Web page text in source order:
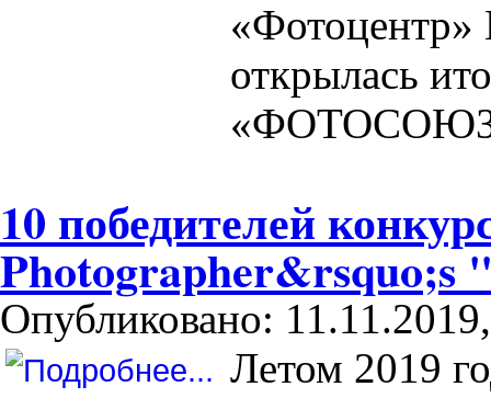
«Фотоцентр»
открылась
10 победителей
Photographer&rsquo;s
Опубликовано:
Летом 2019